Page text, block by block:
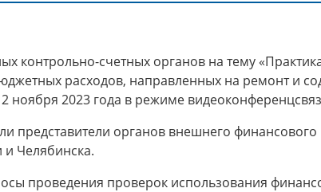
контрольно-счетных органов на тему
расходов, направленных на ремонт и
ноября 2023 года в режиме
представители органов внешнего финансового
и Челябинска.
проведения проверок использования